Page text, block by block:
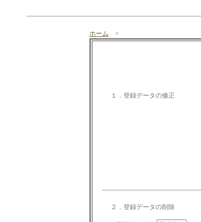
ホーム >
１．登録データの修正
２．登録データの削除